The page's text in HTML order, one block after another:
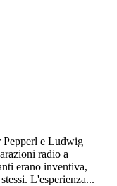
Pepperl e Ludwig
radio a
erano inventiva,
L'esperienza...